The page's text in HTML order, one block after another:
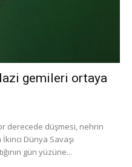
gemileri ortaya
derecede düşmesi, nehrin
Dünya Savaşı
gün yüzüne...